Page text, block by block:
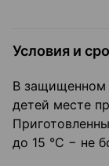
Условия и
В защищенном
детей месте
до 15 °С − не